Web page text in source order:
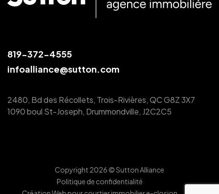
819-372-4555
infoalliance@sutton.com
2480, Bd des Récollets, Trois-Rivières, QC G8Z 3X7
1090 boul St-Joseph, Drummondville, J2C2C5
Copyright 2026 © Sutton Alliance
Politique de confidentialité